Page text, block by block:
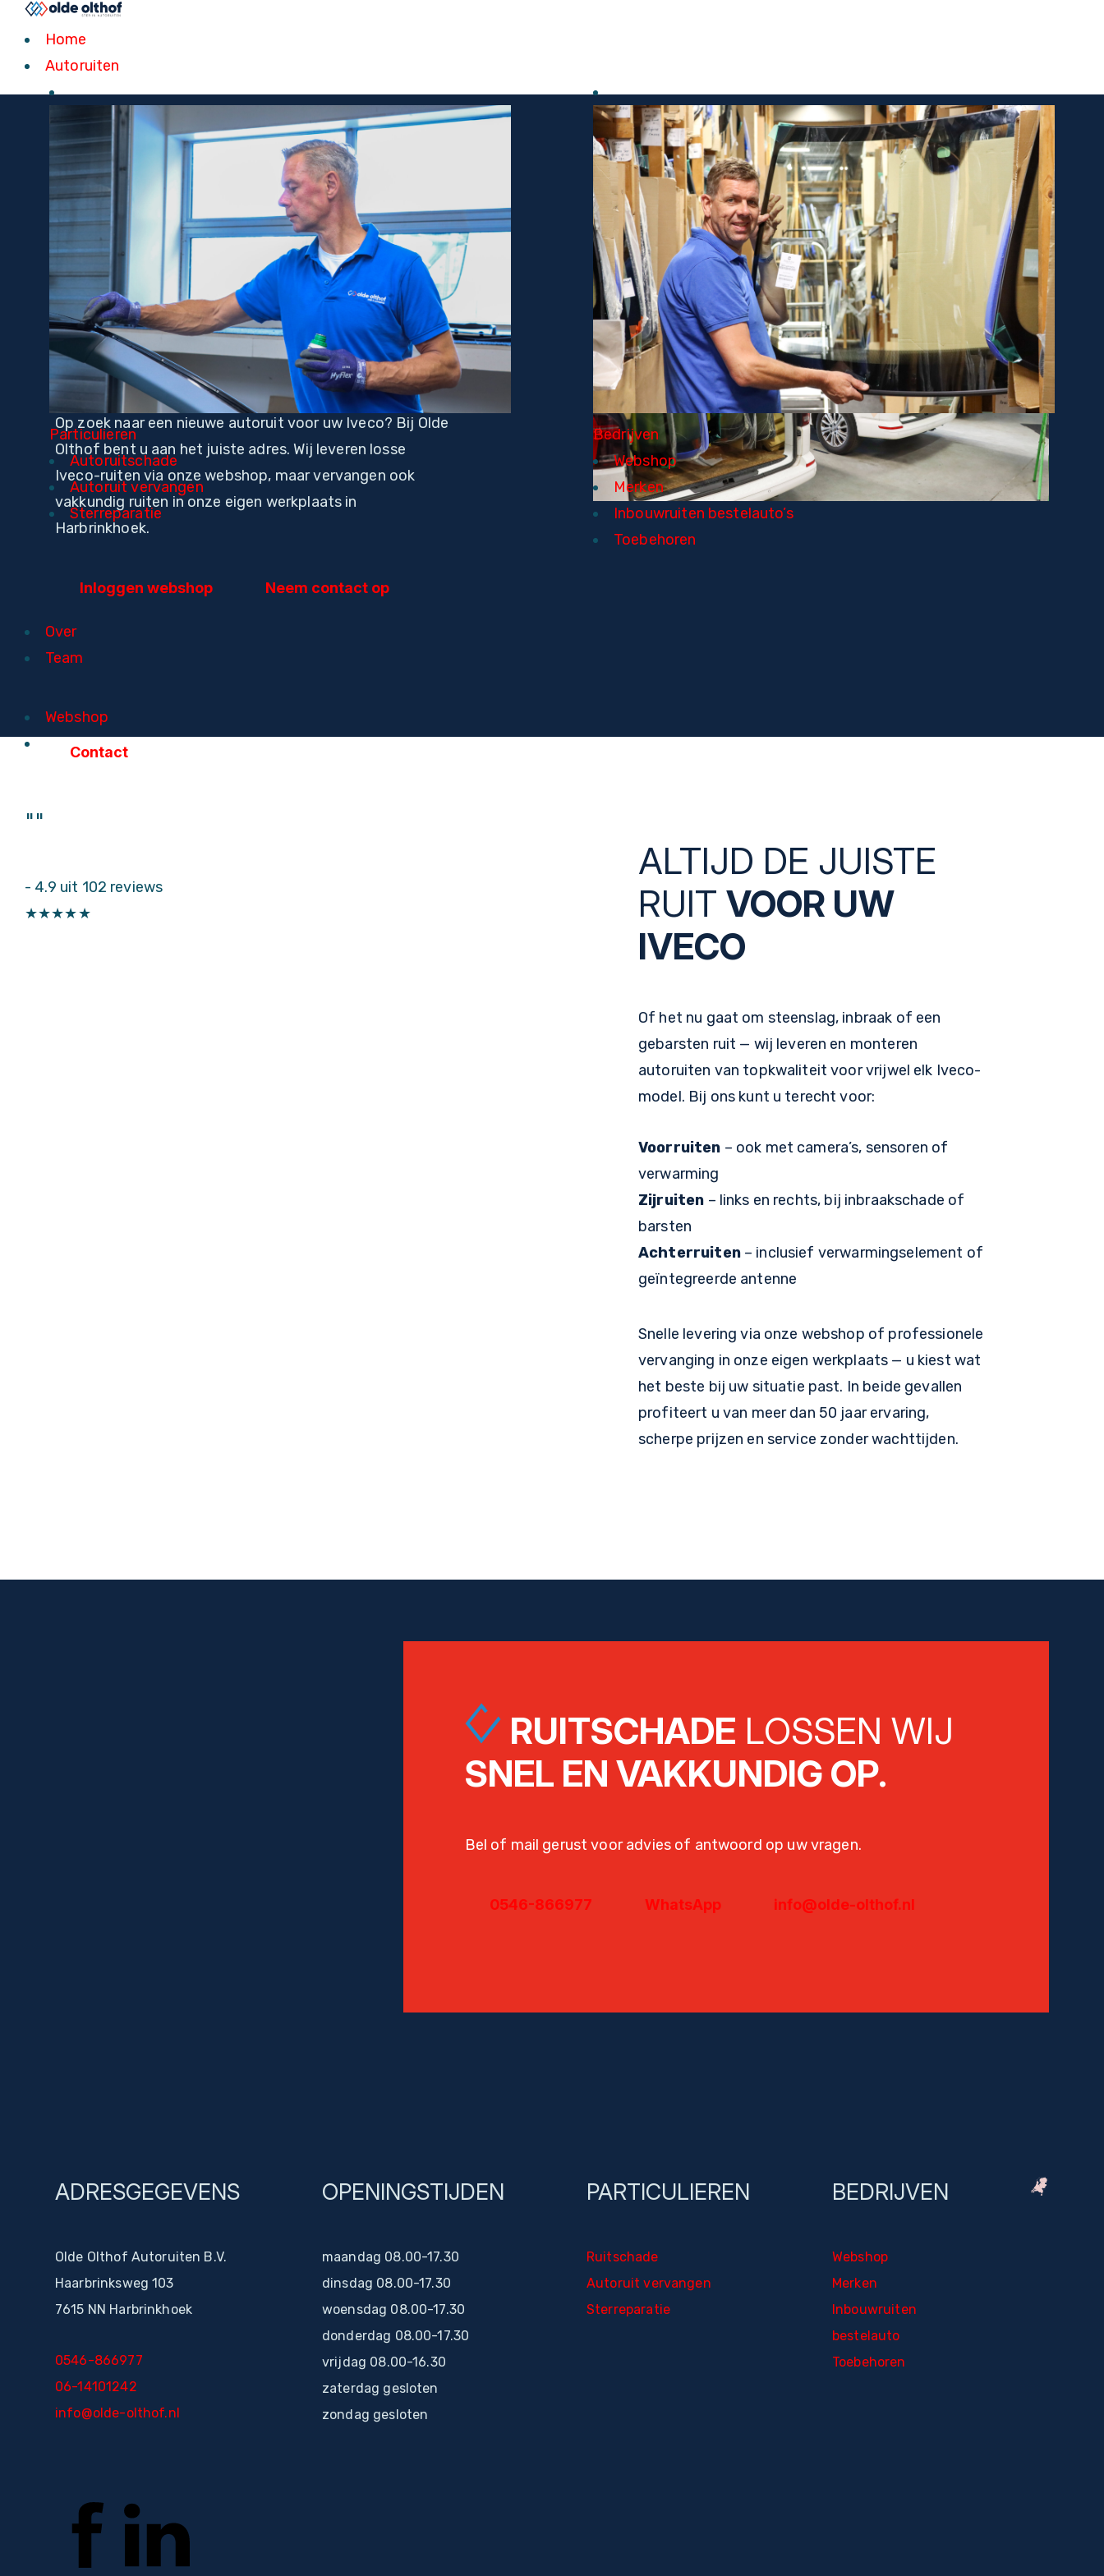
Home
Autoruiten
Particulieren
Autoruitschade
Autoruit vervangen
Sterreparatie
Bedrijven
Webshop
Merken
Inbouwruiten bestelauto’s
Toebehoren
Over
Team
Webshop
Contact
""
- 4.9 uit 102 reviews
★★★★★
IVECO
AUTORUITEN
Snel geleverd of professioneel vervangen
Op zoek naar een nieuwe autoruit voor uw Iveco? Bij Olde
Olthof bent u aan het juiste adres. Wij leveren losse
Iveco-ruiten via onze webshop, maar vervangen ook
vakkundig ruiten in onze eigen werkplaats in
Harbrinkhoek.
Inloggen webshop Neem contact op
ALTIJD DE JUISTE
RUIT VOOR UW
IVECO
Of het nu gaat om steenslag, inbraak of een
gebarsten ruit — wij leveren en monteren
autoruiten van topkwaliteit voor vrijwel elk Iveco-
model. Bij ons kunt u terecht voor:
Voorruiten – ook met camera’s, sensoren of
verwarming
Zijruiten – links en rechts, bij inbraakschade of
barsten
Achterruiten– inclusief verwarmingselement of
geïntegreerde antenne
Snelle levering via onze webshop of professionele
vervanging in onze eigen werkplaats — u kiest wat
het beste bij uw situatie past. In beide gevallen
profiteert u van meer dan 50 jaar ervaring,
scherpe prijzen en service zonder wachttijden.
RUITSCHADE LOSSEN WIJ
SNEL EN VAKKUNDIG OP.
Bel of mail gerust voor advies of antwoord op uw vragen.
0546-866977 WhatsApp info@olde-olthof.nl
ADRESGEGEVENS
Olde Olthof Autoruiten B.V.
Haarbrinksweg 103
7615 NN Harbrinkhoek
0546-866977
06-14101242
info@olde-olthof.nl
OPENINGSTIJDEN
maandag 08.00-17.30
dinsdag 08.00-17.30
woensdag 08.00-17.30
donderdag 08.00-17.30
vrijdag 08.00-16.30
zaterdag gesloten
zondag gesloten
PARTICULIEREN
Ruitschade
Autoruit vervangen
Sterreparatie
BEDRIJVEN
Webshop
Merken
Inbouwruiten
bestelauto
Toebehoren
Home
Autoruiten